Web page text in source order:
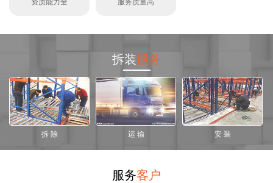
拆装服务
拆 除 运 输 安 装
服务客户